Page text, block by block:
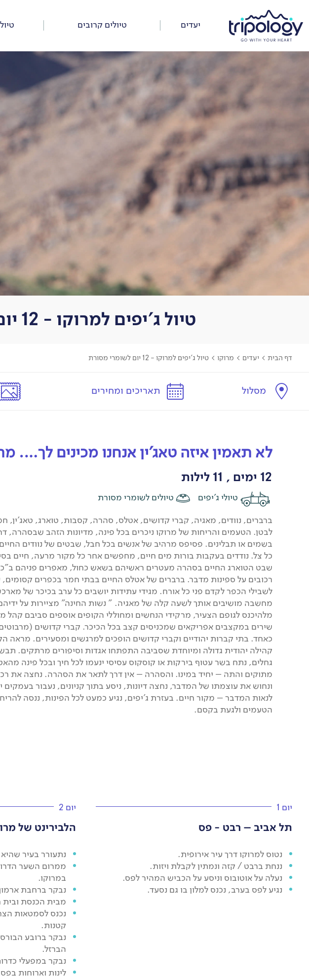
התפריט
יעדים טיולים קרובים
טיול ג'יפים למרוקו - 12 יום - תרבות ברברית, אטלס וסהרה
דף הבית > יעדים > מרוקו > טיול ג'יפים למרוקו - 12 יום לשומרי מסורת
מסלול תאריכים ומחירים
לא תאמין איזה טאג'ין אנחנו מכינים
12 ימים , 11 לילות
טיולי ג'יפים
טיולים לשומרי מסורת
ברברים, נוודים, מאגיה, קברי קדושים, אטלס, סהרה, קסבות, טוארג,
לבטן. הטעמים והריחות של מרוקו ניכרים בכל פינה, מדיונות הזהב שבסהרה,
בשמים או תבלינים. פסיפס מרהיב של אנשים בכל חבל, שבטים של נוודים
כל צל. נודדים בעקבות בורות מים חיים, מחפשים אחר כל מקור מרעה, חיים
שבט הטוארג החיים בסהרה מעטרים ראשיהם בשאש כחול, מאפרים פניהם
רכובים על ספינות מדבר. ברברים של אטלס החיים בבתי חמר בכפרים קסומים,
לשבילי הכפר לקדם פני כל אורח. מגידי עתידות יושבים כל ערב בכיכר של
מחשבה מושיבים אותך לשעה קלה של מאגיה. " נשות החינה" מציירות על
מלהיכנס לגופם הצעיר, מרקידי הנחשים ומחוללי הקופים אוספים סביבם
שירים במקצבים אפריקאים שמכניסים קצב בכל הכיכר. קברי קדושים
כאחד. בתי קברות יהודיים וקברי קדושים הופכים למרגשים ומסעירים. מראה
קהילה יהודית גדולה ומיוחדת שסביבה התפתחו אגדות וסיפורים מרתקים.
גחלים, נתח בשר עטוף בירקות או קוסקוס עסיסי ינעמו לכל חיך ובכל פינה
ונחוש את עוצמתו של המדבר, נחצה דיונות, ניסע בתוך קניונים, נעבור בעמקים
לנאות המדבר – מקור חיים. בעזרת ג'יפים, נגיע כמעט לכל הפינות, ננסה
הטעמים ולגעת בקסם.
יום 1
תל אביב – רבט - פס
נטוס למרוקו דרך עיר אירופית.
ננחת ברבט / קזה ונמתין לקבלת ויזות.
נעלה על אוטובוס וניסע על הכביש המהיר לפס.
נגיע לפס בערב, נכנס למלון בו גם נסעד.
יום 2
הלבירינט של
נתעורר בעיר
ממרום השער
במרוקו.
נבקר ברחבת
מבית הכנסת
נכנס לסמטאות
קטנות.
נבקר ברובע
הברזל.
נבקר במפעלי
לינות וארוחות